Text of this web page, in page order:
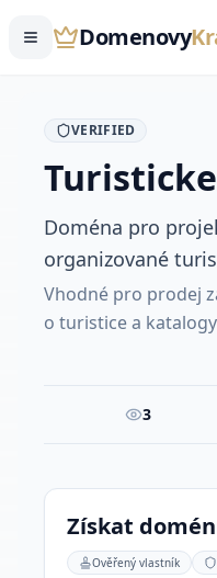
Domenovy
VERIFIED
Turisticke
Doména pro
organizované
Vhodné pro prodej
o turistice a
3
Získat
Ověřený vlastník